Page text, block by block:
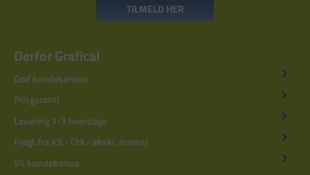
TILMELD HER
Derfor Grafical
God kundeservice
Prisgaranti
Levering 1-3 hverdage
Fragt fra 49,- (39,- ekskl. moms)
5% kundebonus